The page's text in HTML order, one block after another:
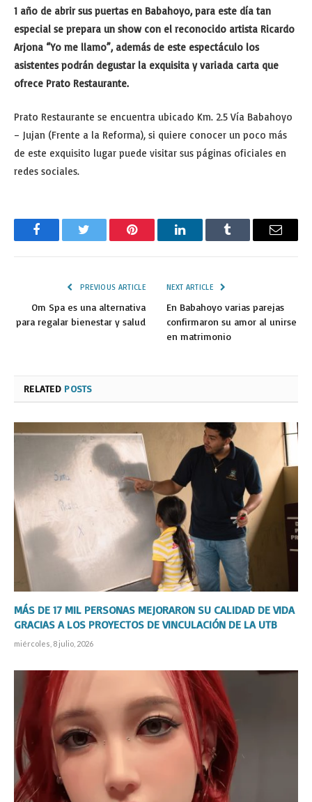
1 año de abrir sus puertas en Babahoyo, para este día tan
especial se prepara un show con el reconocido artista Ricardo
Arjona “Yo me llamo”, además de este espectáculo los
asistentes podrán degustar la exquisita y variada carta que
ofrece Prato Restaurante.
Prato Restaurante se encuentra ubicado Km. 2.5 Vía Babahoyo
– Jujan (Frente a la Reforma), si quiere conocer un poco más
de este exquisito lugar puede visitar sus páginas oficiales en
redes sociales.
FacebookTwitter Pinterest LinkedInTumblr Email
PREVIOUS ARTICLE
Om Spa es una alternativa
para regalar bienestar y salud
NEXT ARTICLE
En Babahoyo varias parejas
confirmaron su amor al unirse
en matrimonio
RELATED POSTS
MÁS DE 17 MIL PERSONAS MEJORARON SU CALIDAD DE VIDA
GRACIAS A LOS PROYECTOS DE VINCULACIÓN DE LA UTB
miércoles, 8 julio, 2026